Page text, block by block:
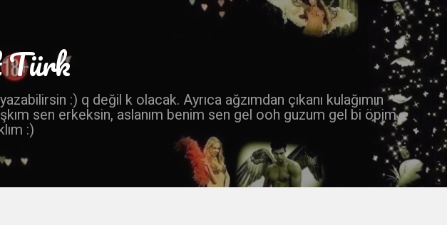
Türk
:) q değil k olacak. Ayrıca ağzımdan çıkanı kulağımın
sen erkeksin, aslanım benim sen gel ooh guzum gel bi öpim
:)